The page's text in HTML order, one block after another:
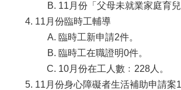
11月份「父母未就業家庭育
11月份臨時工輔導
臨時工新申請2件。
臨時工在職證明0件。
10月份在工人數﹕228人。
11月份身心障礙者生活補助申請案